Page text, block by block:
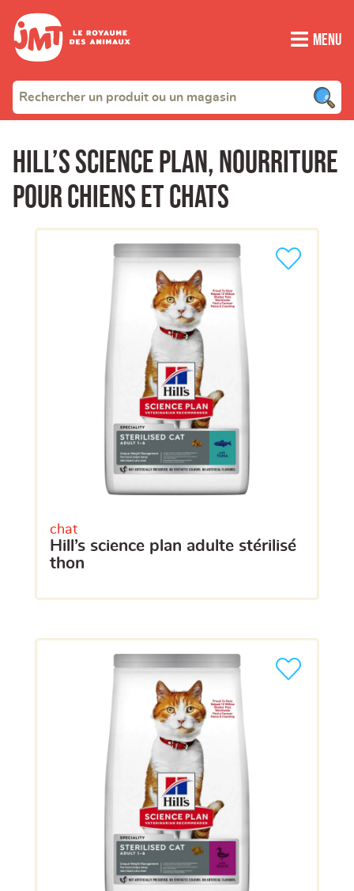
Menu
Hill’s Science Plan, nourriture
pour chiens et chats
chat
hill’s science plan adulte stérilisé
thon